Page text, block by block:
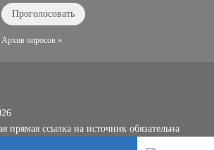
Архив опросов »
прямая ссылка на источник обязательна